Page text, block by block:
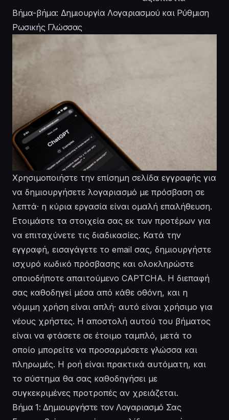
Βήμα-βήμα: Δημιουργία Λογαριασμού και Ρύθμιση
Ρωσικής Γλώσσας
Χρησιμοποιήστε την επίσημη σελίδα εγγραφής για
να δημιουργήσετε λογαριασμό με πρόσβαση σε
λεπτά· η κύρια εργασία είναι ομαλή επαλήθευση.
Ετοιμάστε τα στοιχεία σας εκ των προτέρων για
να επιταχύνετε τις διαδικασίες. Κατά την
εγγραφή, εισαγάγετε το email σας, δημιουργήστε
ισχυρό κωδικό πρόσβασης και ολοκληρώστε
οποιοδήποτε απαιτούμενο CAPTCHA. Η διεπαφή
σας καθοδηγεί μέσα από κάθε οθόνη, και η
νόμιμη χρήση είναι απλή· αυτό είναι χρήσιμο για
νέους χρήστες. Η αποστολή αυτού του βήματος
είναι να φτάσετε σε έτοιμο ταμπλό, μετά το
οποίο μπορείτε να προσαρμόσετε γλώσσα και
πληρωμές. Η ροή είναι πρακτικά αυτόματη, και
το σύστημα θα σας καθοδηγήσει με
συγκεκριμένες προτροπές αν χρειάζεται.
Βήμα 1: Δημιουργήστε τον Λογαριασμό Σας